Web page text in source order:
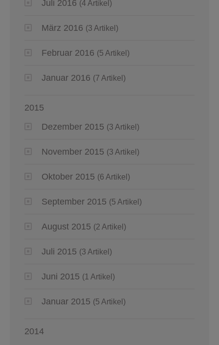
Juli 2016 (4 Artikel)
März 2016 (3 Artikel)
Februar 2016 (5 Artikel)
Januar 2016 (7 Artikel)
2015
Dezember 2015 (3 Artikel)
November 2015 (3 Artikel)
Oktober 2015 (6 Artikel)
September 2015 (5 Artikel)
August 2015 (2 Artikel)
Juli 2015 (3 Artikel)
Juni 2015 (1 Artikel)
Januar 2015 (5 Artikel)
2014